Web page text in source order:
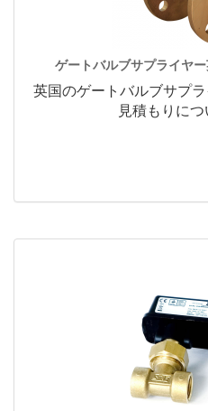
ゲートバルブサプライヤ
英国のゲートバルブサプ
見積もりに